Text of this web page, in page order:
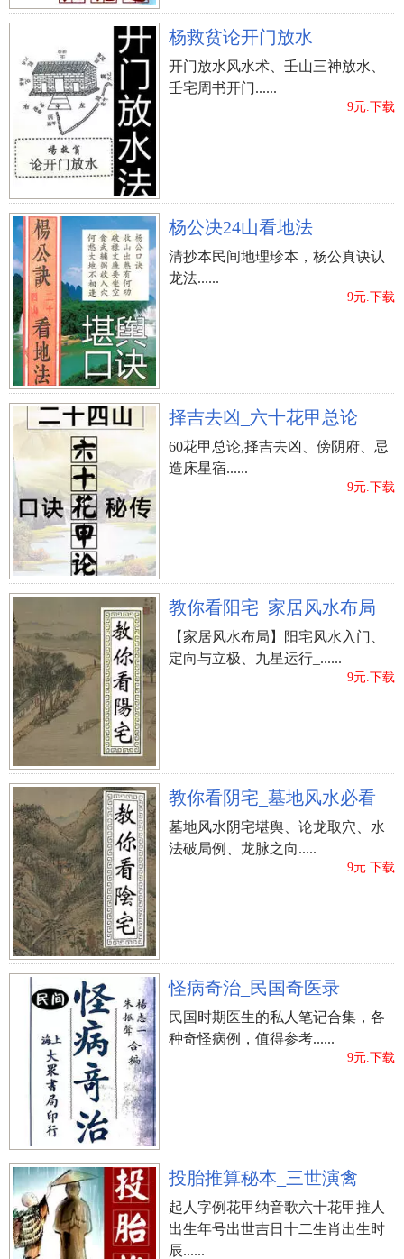
杨救贫论开门放水
开门放水风水术、壬山三神放水、
壬宅周书开门......
9元.下载
杨公决24山看地法
清抄本民间地理珍本，杨公真诀认
龙法......
9元.下载
择吉去凶_六十花甲总论
60花甲总论,择吉去凶、傍阴府、忌
造床星宿......
9元.下载
教你看阳宅_家居风水布局
【家居风水布局】阳宅风水入门、
定向与立极、九星运行_......
9元.下载
教你看阴宅_墓地风水必看
墓地风水阴宅堪舆、论龙取穴、水
法破局例、龙脉之向.....
9元.下载
怪病奇治_民国奇医录
民国时期医生的私人笔记合集，各
种奇怪病例，值得参考......
9元.下载
投胎推算秘本_三世演禽
起人字例花甲纳音歌六十花甲推人
出生年号出世吉日十二生肖出生时
辰......